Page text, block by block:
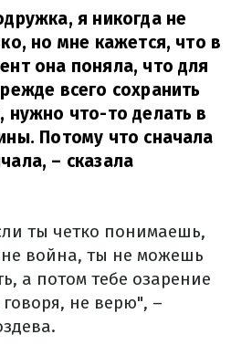
я никогда не
но мне кажется, что в
она поняла, что для
всего сохранить
нужно что-то делать в
Потому что сначала
– сказала
ты четко понимаешь,
война, ты не можешь
а потом тебе озарение
не верю", –